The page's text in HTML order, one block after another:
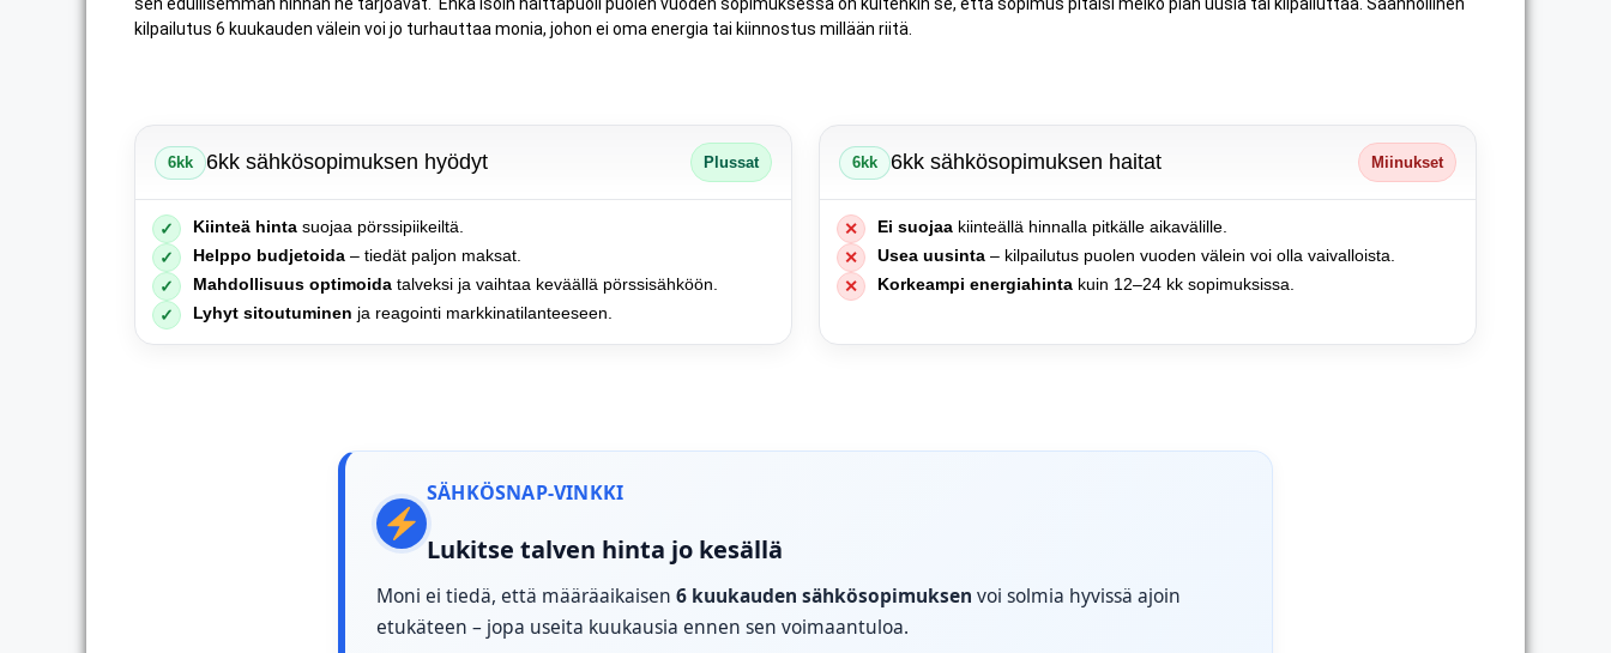
kilpailutus 6 kuukauden välein voi jo turhauttaa monia, johon ei oma energia tai kiinnostus millään riitä.
6kk 6kk sähkösopimuksen hyödyt Plussat
✓ Kiinteä hinta suojaa pörssipiikeiltä.
✓
Helppo budjetoida – tiedät paljon maksat.
✓
Mahdollisuus optimoida talveksi ja vaihtaa keväällä pörssisähköön.
✓
Lyhyt sitoutuminen ja reagointi markkinatilanteeseen.
6kk 6kk sähkösopimuksen haitat Miinukset
✕ Ei suojaa kiinteällä hinnalla pitkälle aikavälille.
✕
Usea uusinta – kilpailutus puolen vuoden välein voi olla vaivalloista.
✕
Korkeampi energiahinta kuin 12–24 kk sopimuksissa.
SÄHKÖSNAP-VINKKI
Lukitse talven hinta jo kesällä
Moni ei tiedä, että määräaikaisen 6 kuukauden sähkösopimuksen voi solmia hyvissä ajoin
etukäteen – jopa useita kuukausia ennen sen voimaantuloa.